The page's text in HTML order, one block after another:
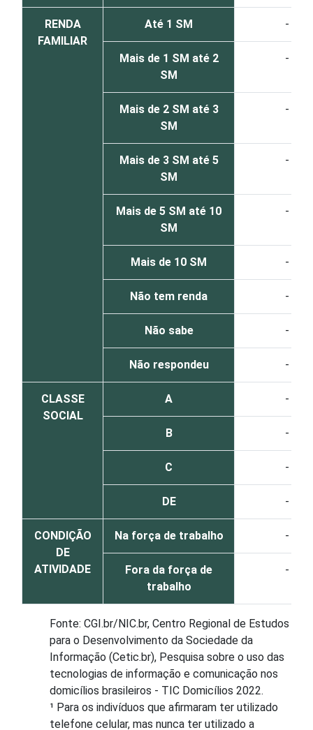
RENDA
FAMILIAR
Até 1 SM -
Mais de 1 SM até 2
SM
-
Mais de 2 SM até 3
SM
-
Mais de 3 SM até 5
SM
-
Mais de 5 SM até 10
SM
-
Mais de 10 SM -
Não tem renda -
Não sabe -
Não respondeu -
CLASSE
SOCIAL
A -
B -
C -
DE -
CONDIÇÃO
DE
ATIVIDADE
Na força de trabalho -
Fora da força de
trabalho
-
Fonte: CGI.br/NIC.br, Centro Regional de Estudos
para o Desenvolvimento da Sociedade da
Informação (Cetic.br), Pesquisa sobre o uso das
tecnologias de informação e comunicação nos
domicílios brasileiros - TIC Domicílios 2022.
¹ Para os indivíduos que afirmaram ter utilizado
telefone celular, mas nunca ter utilizado a